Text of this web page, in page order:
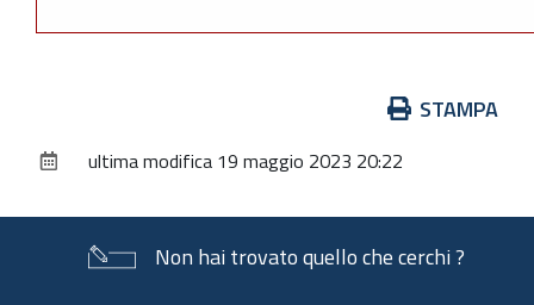
documento
STAMPA
ultima modifica 19 maggio 2023 20:22
Non hai trovato quello che cerchi ?